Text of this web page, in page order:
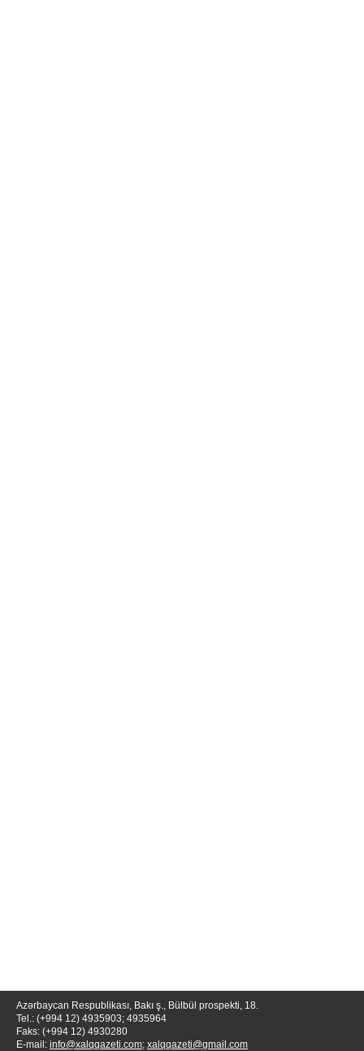
Azərbaycan Respublikası, Bakı ş., Bülbül prospekti, 18.
Tel.: (+994 12) 4935903; 4935964
Faks: (+994 12) 4930280
E-mail: info@xalqqazeti.com; xalqqazeti@gmail.com